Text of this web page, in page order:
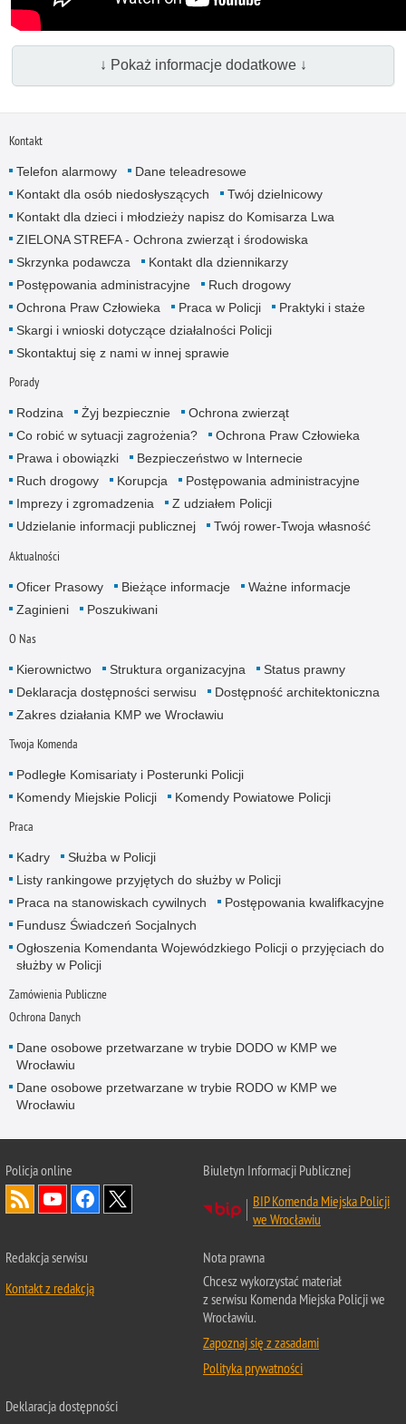
↓ Pokaż informacje dodatkowe ↓
Kontakt
Telefon alarmowy
Dane teleadresowe
Kontakt dla osób niedosłyszących
Twój dzielnicowy
Kontakt dla dzieci i młodzieży napisz do Komisarza Lwa
ZIELONA STREFA - Ochrona zwierząt i środowiska
Skrzynka podawcza
Kontakt dla dziennikarzy
Postępowania administracyjne
Ruch drogowy
Ochrona Praw Człowieka
Praca w Policji
Praktyki i staże
Skargi i wnioski dotyczące działalności Policji
Skontaktuj się z nami w innej sprawie
Porady
Rodzina Żyj bezpiecznie
Ochrona zwierząt
Co robić w sytuacji zagrożenia?
Ochrona Praw Człowieka
Prawa i obowiązki
Bezpieczeństwo w Internecie
Ruch drogowy
Korupcja
Postępowania administracyjne
Imprezy i zgromadzenia
Z udziałem Policji
Udzielanie informacji publicznej
Twój rower-Twoja własność
Aktualności
Oficer Prasowy Bieżące informacje
Ważne informacje
Zaginieni
Poszukiwani
O Nas
Kierownictwo Struktura organizacyjna
Status prawny
Deklaracja dostępności serwisu
Dostępność architektoniczna
Zakres działania KMP we Wrocławiu
Twoja Komenda
Podległe Komisariaty i Posterunki Policji
Komendy Miejskie Policji
Komendy Powiatowe Policji
Praca
Kadry
Służba w Policji
Listy rankingowe przyjętych do służby w Policji
Praca na stanowiskach cywilnych
Postępowania kwalifkacyjne
Fundusz Świadczeń Socjalnych
Ogłoszenia Komendanta Wojewódzkiego Policji o przyjęciach do
służby w Policji
Zamówienia Publiczne
Ochrona Danych
Dane osobowe przetwarzane w trybie DODO w KMP we
Wrocławiu
Dane osobowe przetwarzane w trybie RODO w KMP we
Wrocławiu
Policjaonline
Biuletyn Informacji Publicznej
BIP Komenda Miejska Policji
we Wrocławiu
Redakcja serwisu
Kontakt z redakcją
Nota prawna
Chcesz wykorzystać materiał
z serwisu Komenda Miejska Policji we
Wrocławiu.
Zapoznaj się z zasadami
Polityka prywatności
Deklaracja dostępności